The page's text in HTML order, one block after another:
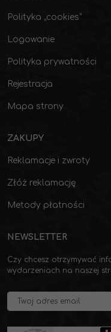
Polityka „cookies”
Logowanie
Polityka prywatności
Rejestracja
Mapa strony
ZAKUPY
Reklamacje i zwroty
Złóż reklamację
Metody płatności
NEWSLETTER
Czy chcesz otrzymywać
wydarzeniach na naszej